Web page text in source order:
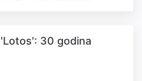
30 godina